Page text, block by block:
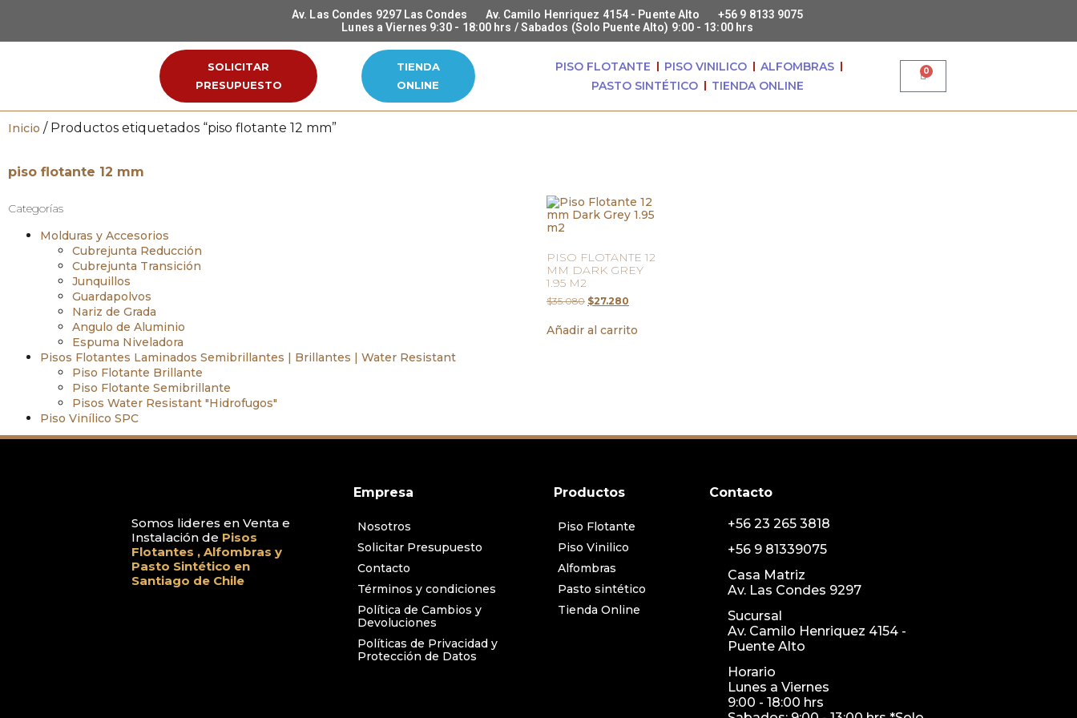
Av. Las Condes 9297 Las Condes Av. Camilo Henriquez 4154 - Puente Alto
+56 9 8133 9075
Lunes a Viernes 9:30 - 18:00 hrs / Sabados (Solo Puente Alto) 9:00 - 13:00 hrs
SOLICITAR
PRESUPUESTO
TIENDA
ONLINE
PISO FLOTANTE PISO VINILICO
ALFOMBRAS
PASTO SINTÉTICO
TIENDA ONLINE
0
Inicio / Productos etiquetados “piso flotante 12 mm”
piso flotante 12 mm
Categorías
Molduras y Accesorios
Cubrejunta Reducción
Cubrejunta Transición
Junquillos
Guardapolvos
Nariz de Grada
Angulo de Aluminio
Espuma Niveladora
Pisos Flotantes Laminados Semibrillantes | Brillantes | Water Resistant
Piso Flotante Brillante
Piso Flotante Semibrillante
Pisos Water Resistant "Hidrofugos"
Piso Vinílico SPC
PISO FLOTANTE 12
MM DARK GREY
1.95 M2
$35.080 $27.280
Añadir al carrito
Somos lideres en Venta e
Instalación de Pisos
Flotantes , Alfombras y
Pasto Sintético en
Santiago de Chile
Empresa
Nosotros
Solicitar Presupuesto
Contacto
Términos y condiciones
Política de Cambios y
Devoluciones
Políticas de Privacidad y
Protección de Datos
Productos
Piso Flotante
Piso Vinilico
Alfombras
Pasto sintético
Tienda Online
Contacto
+56 23 265 3818
+56 9 81339075
Casa Matriz
Av. Las Condes 9297
Sucursal
Av. Camilo Henriquez 4154 -
Puente Alto
Horario
Lunes a Viernes
9:00 - 18:00 hrs